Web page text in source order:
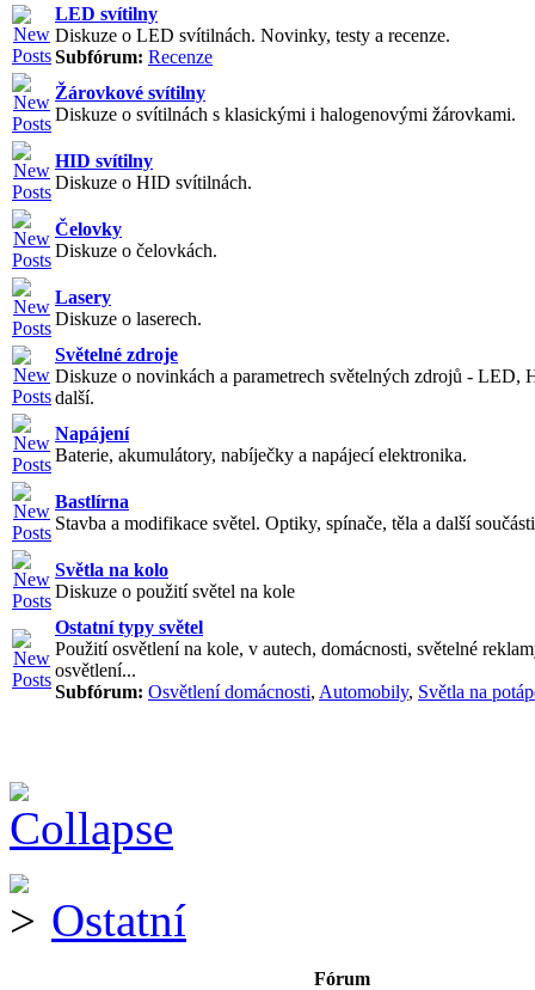
LED svítilny
Diskuze o LED svítilnách. Novinky, testy a recenze.
Subfórum: Recenze
Žárovkové svítilny
Diskuze o svítilnách s klasickými i halogenovými žárovkami.
HID svítilny
Diskuze o HID svítilnách.
Čelovky
Diskuze o čelovkách.
Lasery
Diskuze o laserech.
Světelné zdroje
Diskuze o novinkách a parametrech světelných zdrojů - LED,
další.
Napájení
Baterie, akumulátory, nabíječky a napájecí elektronika.
Bastlírna
Stavba a modifikace světel. Optiky, spínače, těla a další
Světla na kolo
Diskuze o použití světel na kole
Ostatní typy světel
Použití osvětlení na kole, v autech, domácnosti, světelné
osvětlení...
Subfórum: Osvětlení domácnosti, Automobily, Světla na
Ostatní
Fórum